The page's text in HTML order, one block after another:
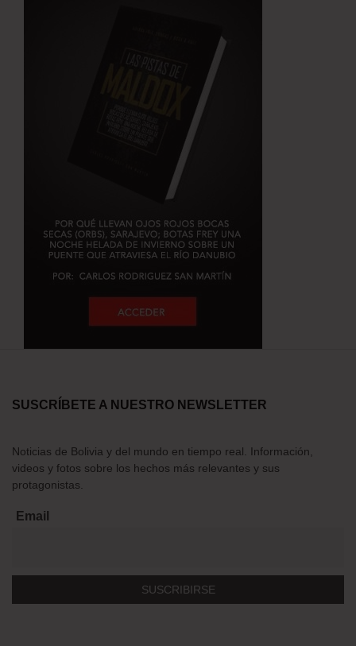
SUSCRÍBETE A NUESTRO NEWSLETTER
Noticias de Bolivia y del mundo en tiempo real. Información,
videos y fotos sobre los hechos más relevantes y sus
protagonistas.
Email